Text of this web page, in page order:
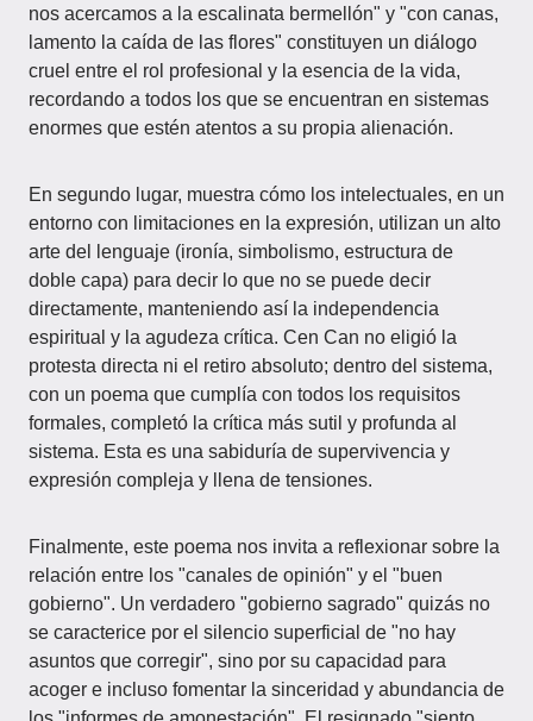
nos acercamos a la escalinata bermellón" y "con canas,
lamento la caída de las flores" constituyen un diálogo
cruel entre el rol profesional y la esencia de la vida,
recordando a todos los que se encuentran en sistemas
enormes que estén atentos a su propia alienación.
En segundo lugar, muestra cómo los intelectuales, en un
entorno con limitaciones en la expresión, utilizan un alto
arte del lenguaje (ironía, simbolismo, estructura de
doble capa) para decir lo que no se puede decir
directamente, manteniendo así la independencia
espiritual y la agudeza crítica. Cen Can no eligió la
protesta directa ni el retiro absoluto; dentro del sistema,
con un poema que cumplía con todos los requisitos
formales, completó la crítica más sutil y profunda al
sistema. Esta es una sabiduría de supervivencia y
expresión compleja y llena de tensiones.
Finalmente, este poema nos invita a reflexionar sobre la
relación entre los "canales de opinión" y el "buen
gobierno". Un verdadero "gobierno sagrado" quizás no
se caracterice por el silencio superficial de "no hay
asuntos que corregir", sino por su capacidad para
acoger e incluso fomentar la sinceridad y abundancia de